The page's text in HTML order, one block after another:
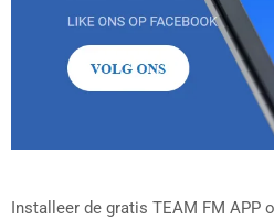
Installeer de gratis TEAM FM APP